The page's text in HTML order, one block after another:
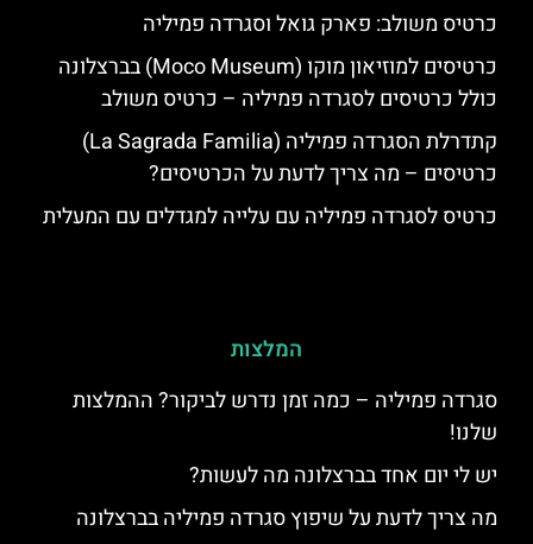
כרטיס משולב: פארק גואל וסגרדה פמיליה
כרטיסים למוזיאון מוקו (Moco Museum) בברצלונה
כולל כרטיסים לסגרדה פמיליה – כרטיס משולב
קתדרלת הסגרדה פמיליה (La Sagrada Familia)
כרטיסים – מה צריך לדעת על הכרטיסים?
כרטיס לסגרדה פמיליה עם עלייה למגדלים עם המעלית
המלצות
סגרדה פמיליה – כמה זמן נדרש לביקור? ההמלצות
שלנו!
יש לי יום אחד בברצלונה מה לעשות?
מה צריך לדעת על שיפוץ סגרדה פמיליה בברצלונה